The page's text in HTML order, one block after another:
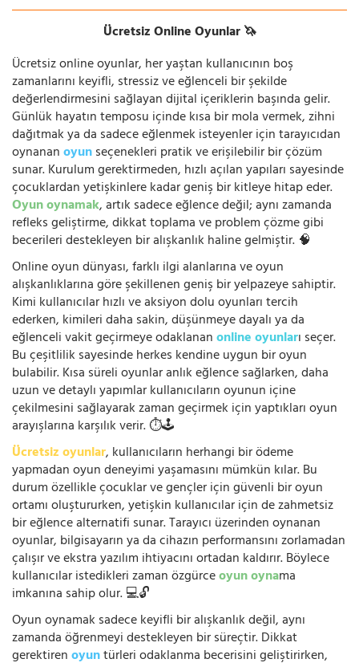
Ücretsiz Online Oyunlar 🦄
Ücretsiz online oyunlar, her yaştan kullanıcının boş
zamanlarını keyifli, stressiz ve eğlenceli bir şekilde
değerlendirmesini sağlayan dijital içeriklerin başında gelir.
Günlük hayatın temposu içinde kısa bir mola vermek, zihni
dağıtmak ya da sadece eğlenmek isteyenler için tarayıcıdan
oynananoyunseçenekleri pratik ve erişilebilir bir çözüm
sunar. Kurulum gerektirmeden, hızlı açılan yapıları sayesinde
çocuklardan yetişkinlere kadar geniş bir kitleye hitap eder.
Oyun oynamak, artık sadece eğlence değil; aynı zamanda
refleks geliştirme, dikkat toplama ve problem çözme gibi
becerileri destekleyen bir alışkanlık haline gelmiştir. 🧠
Online oyun dünyası, farklı ilgi alanlarına ve oyun
alışkanlıklarına göre şekillenen geniş bir yelpazeye sahiptir.
Kimi kullanıcılar hızlı ve aksiyon dolu oyunları tercih
ederken, kimileri daha sakin, düşünmeye dayalı ya da
eğlenceli vakit geçirmeye odaklananonline oyunları seçer.
Bu çeşitlilik sayesinde herkes kendine uygun bir oyun
bulabilir. Kısa süreli oyunlar anlık eğlence sağlarken, daha
uzun ve detaylı yapımlar kullanıcıların oyunun içine
çekilmesini sağlayarak zaman geçirmek için yaptıkları oyun
arayışlarına karşılık verir. ⏱️🕹️
Ücretsiz oyunlar, kullanıcıların herhangi bir ödeme
yapmadan oyun deneyimi yaşamasını mümkün kılar. Bu
durum özellikle çocuklar ve gençler için güvenli bir oyun
ortamı oluştururken, yetişkin kullanıcılar için de zahmetsiz
bir eğlence alternatifi sunar. Tarayıcı üzerinden oynanan
oyunlar, bilgisayarın ya da cihazın performansını zorlamadan
çalışır ve ekstra yazılım ihtiyacını ortadan kaldırır. Böylece
kullanıcılar istedikleri zaman özgürceoyun oynama
imkanına sahip olur. 💻🔓
Oyun oynamak sadece keyifli bir alışkanlık değil, aynı
zamanda öğrenmeyi destekleyen bir süreçtir. Dikkat
gerektirenoyuntürleri odaklanma becerisini geliştirirken,